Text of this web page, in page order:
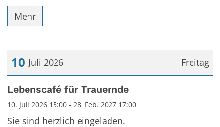
Mehr
Freitag
10 Juli 2026
Datum: 10. Juli 2026
Lebenscafé für Trauernde
10. Juli 2026 15:00 - 28. Feb. 2027 17:00
Sie sind herzlich eingeladen.